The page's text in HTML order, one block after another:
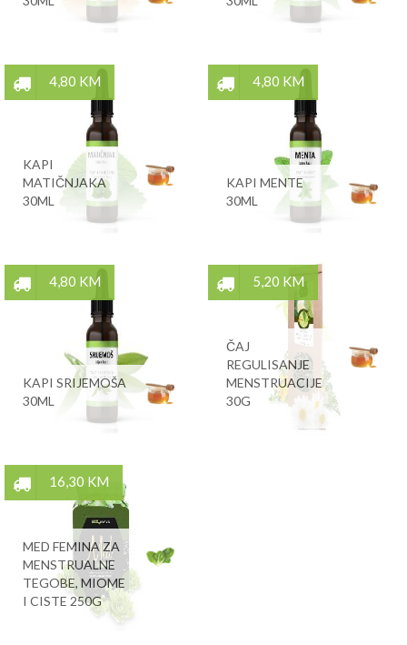
4,80 KM
KAPI
MATIČNJAKA
30ML
4,80 KM
KAPI MENTE
30ML
4,80 KM
KAPI SRIJEMOŠA
30ML
5,20 KM
ČAJ
REGULISANJE
MENSTRUACIJE
30G
16,30 KM
MED FEMINA ZA
MENSTRUALNE
TEGOBE, MIOME
I CISTE 250G